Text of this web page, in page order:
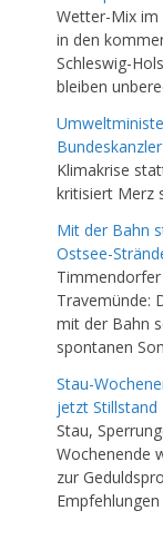
Wetter-Mix im
in den
Schleswig-
bleiben
Klimakrise
kritisiert Merz
Mit der Bahn
Ostsee-
Travemünde:
mit der Bahn
spontanen
Stau-
jetzt Stillstand
Stau,
Wochenende
zur